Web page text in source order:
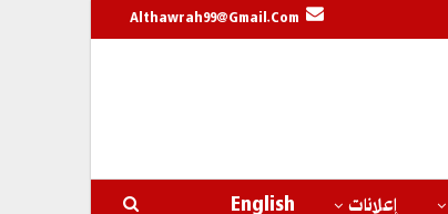
Althawrah99@gmail.com
إعلانات English